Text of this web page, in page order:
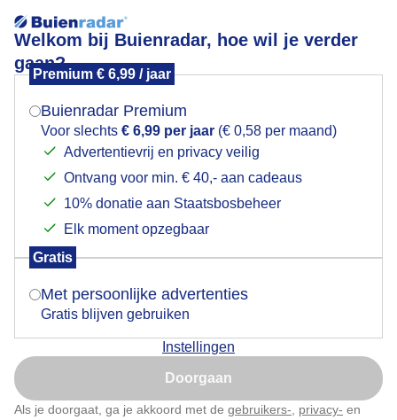
Welkom bij Buienradar, hoe wil je verder
gaan?
Premium € 6,99 / jaar
Buienradar Premium
Voor slechts € 6,99 per jaar (€ 0,58 per maand)
Advertentievrij en privacy veilig
Ontvang voor min. € 40,- aan cadeaus
10% donatie aan Staatsbosbeheer
Elk moment opzegbaar
Gratis
Met persoonlijke advertenties
Gratis blijven gebruiken
Instellingen
Doorgaan
Als je doorgaat, ga je akkoord met de gebruikers- privacy- en
Ruimte genoeg op de IJsselstrandjes
Deze vissers hielden een viswedstrijd in de nevengeul
van de IJssel bij Deventer.
Door: Jan Simmes Gemaakt: 06-04-2025, 104x bekeken
Mogen we je locatie gebruiken voor het
Indien je hier nog geen akkoord op hebt gegeven,
verschijnt er zo een pop-up uit je browser waarin
Is goed, toon de popup
Nu niet, misschien later
Klik hierom dit aan te passen